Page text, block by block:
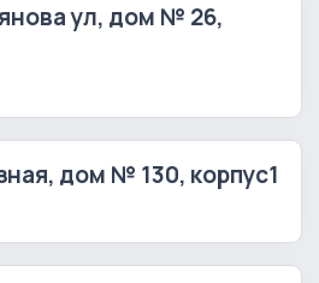
ул, дом № 26,
дом № 130, корпус1